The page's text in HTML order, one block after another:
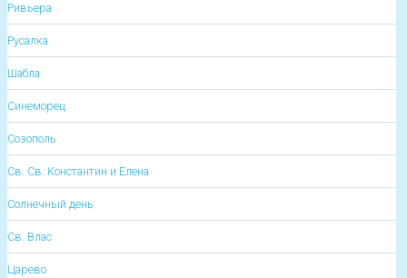
Ривьера
Русалка
Шабла
Синеморец
Созополь
Св. Св. Константин и Елена
Солнечный день
Св. Влас
Царево